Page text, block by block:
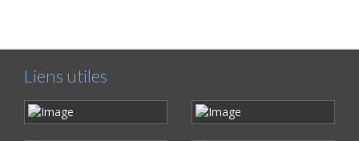
Liens utiles